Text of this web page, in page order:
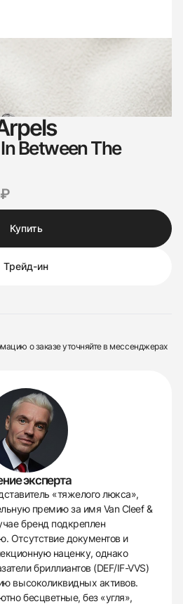
Between The
Купить
Трейд-ин
о заказеуточняйте в мессенджерах
эксперта
«тяжелого люкса»,
премию за имя Van Cleef &
бренд подкреплен
Отсутствие документов и
наценку, однако
бриллиантов (DEF/IF-VVS)
высоколиквидных активов.
бесцветные, без «угля»,